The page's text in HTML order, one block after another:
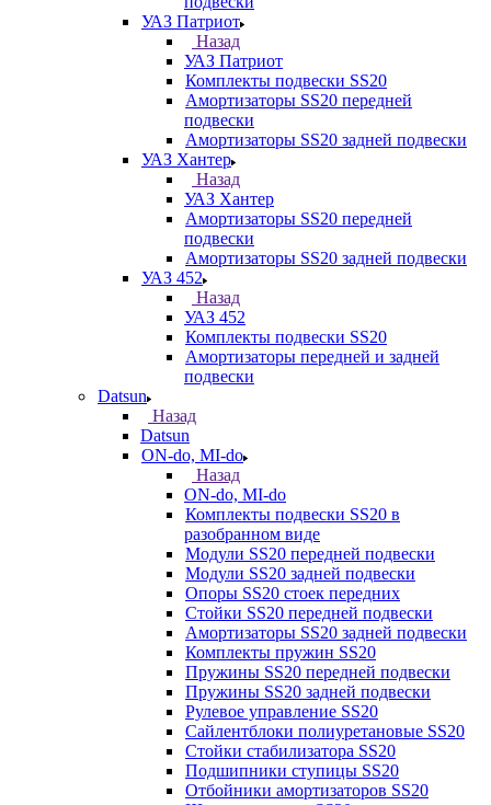
УАЗ Патриот
Назад
УАЗ Патриот
Комплекты подвески SS20
Амортизаторы SS20 передней
подвески
Амортизаторы SS20 задней подвески
УАЗ Хантер
Назад
УАЗ Хантер
Амортизаторы SS20 передней
подвески
Амортизаторы SS20 задней подвески
УАЗ 452
Назад
УАЗ 452
Комплекты подвески SS20
Амортизаторы передней и задней
подвески
Datsun
Назад
Datsun
ON-do, MI-do
Назад
ON-do, MI-do
Комплекты подвески SS20 в
разобранном виде
Модули SS20 передней подвески
Модули SS20 задней подвески
Опоры SS20 стоек передних
Стойки SS20 передней подвески
Амортизаторы SS20 задней подвески
Комплекты пружин SS20
Пружины SS20 передней подвески
Пружины SS20 задней подвески
Рулевое управление SS20
Сайлентблоки полиуретановые SS20
Стойки стабилизатора SS20
Подшипники ступицы SS20
Отбойники амортизаторов SS20